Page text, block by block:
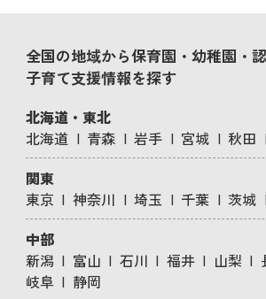
全国の地域から保育園・幼稚園・
子育て支援情報を探す
北海道・東北
北海道
青森 岩手 宮城 秋田
関東
東京
神奈川 埼玉 千葉 茨城
中部
新潟
富山 石川 福井 山梨
岐阜
静岡